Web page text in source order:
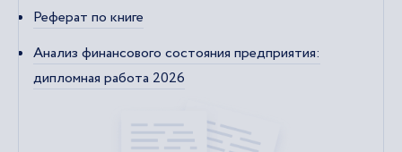
Реферат по книге
Анализ финансового состояния предприятия:
дипломная работа 2026